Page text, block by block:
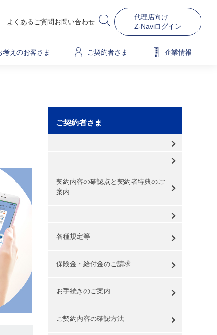
よくあるご質問お問い合わせ
代理店向け
Z-Naviログイン
考えのお客さま ご契約者さま 企業情報
ご契約者さま
契約内容の確認点と契約者特典のご
案内
各種規定等
保険金・給付金のご請求
お手続きのご案内
ご契約内容の確認方法